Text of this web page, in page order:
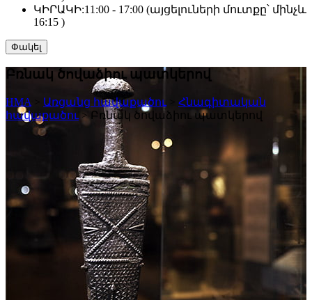
ԿԻՐԱԿԻ:11:00 - 17:00 (այցելուների մուտքը՝ մինչև
16:15 )
Փակել
Բռնակ ծովաձիու պատկերով
HMA Առցանց հավաքածու
Հնագիտական
հավաքածու > Բռնակ ծովաձիու պատկերով